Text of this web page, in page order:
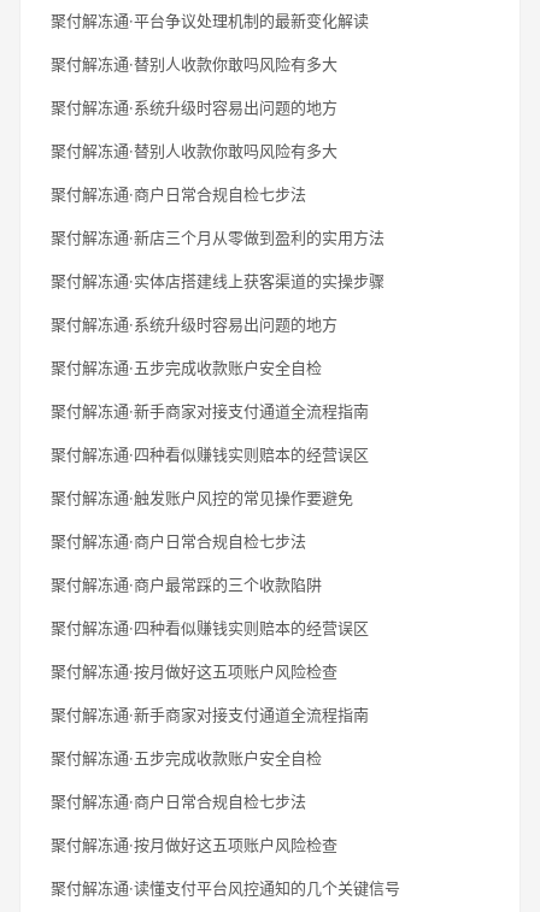
聚付解冻通·平台争议处理机制的最新变化解读
聚付解冻通·替别人收款你敢吗风险有多大
聚付解冻通·系统升级时容易出问题的地方
聚付解冻通·替别人收款你敢吗风险有多大
聚付解冻通·商户日常合规自检七步法
聚付解冻通·新店三个月从零做到盈利的实用方法
聚付解冻通·实体店搭建线上获客渠道的实操步骤
聚付解冻通·系统升级时容易出问题的地方
聚付解冻通·五步完成收款账户安全自检
聚付解冻通·新手商家对接支付通道全流程指南
聚付解冻通·四种看似赚钱实则赔本的经营误区
聚付解冻通·触发账户风控的常见操作要避免
聚付解冻通·商户日常合规自检七步法
聚付解冻通·商户最常踩的三个收款陷阱
聚付解冻通·四种看似赚钱实则赔本的经营误区
聚付解冻通·按月做好这五项账户风险检查
聚付解冻通·新手商家对接支付通道全流程指南
聚付解冻通·五步完成收款账户安全自检
聚付解冻通·商户日常合规自检七步法
聚付解冻通·按月做好这五项账户风险检查
聚付解冻通·读懂支付平台风控通知的几个关键信号